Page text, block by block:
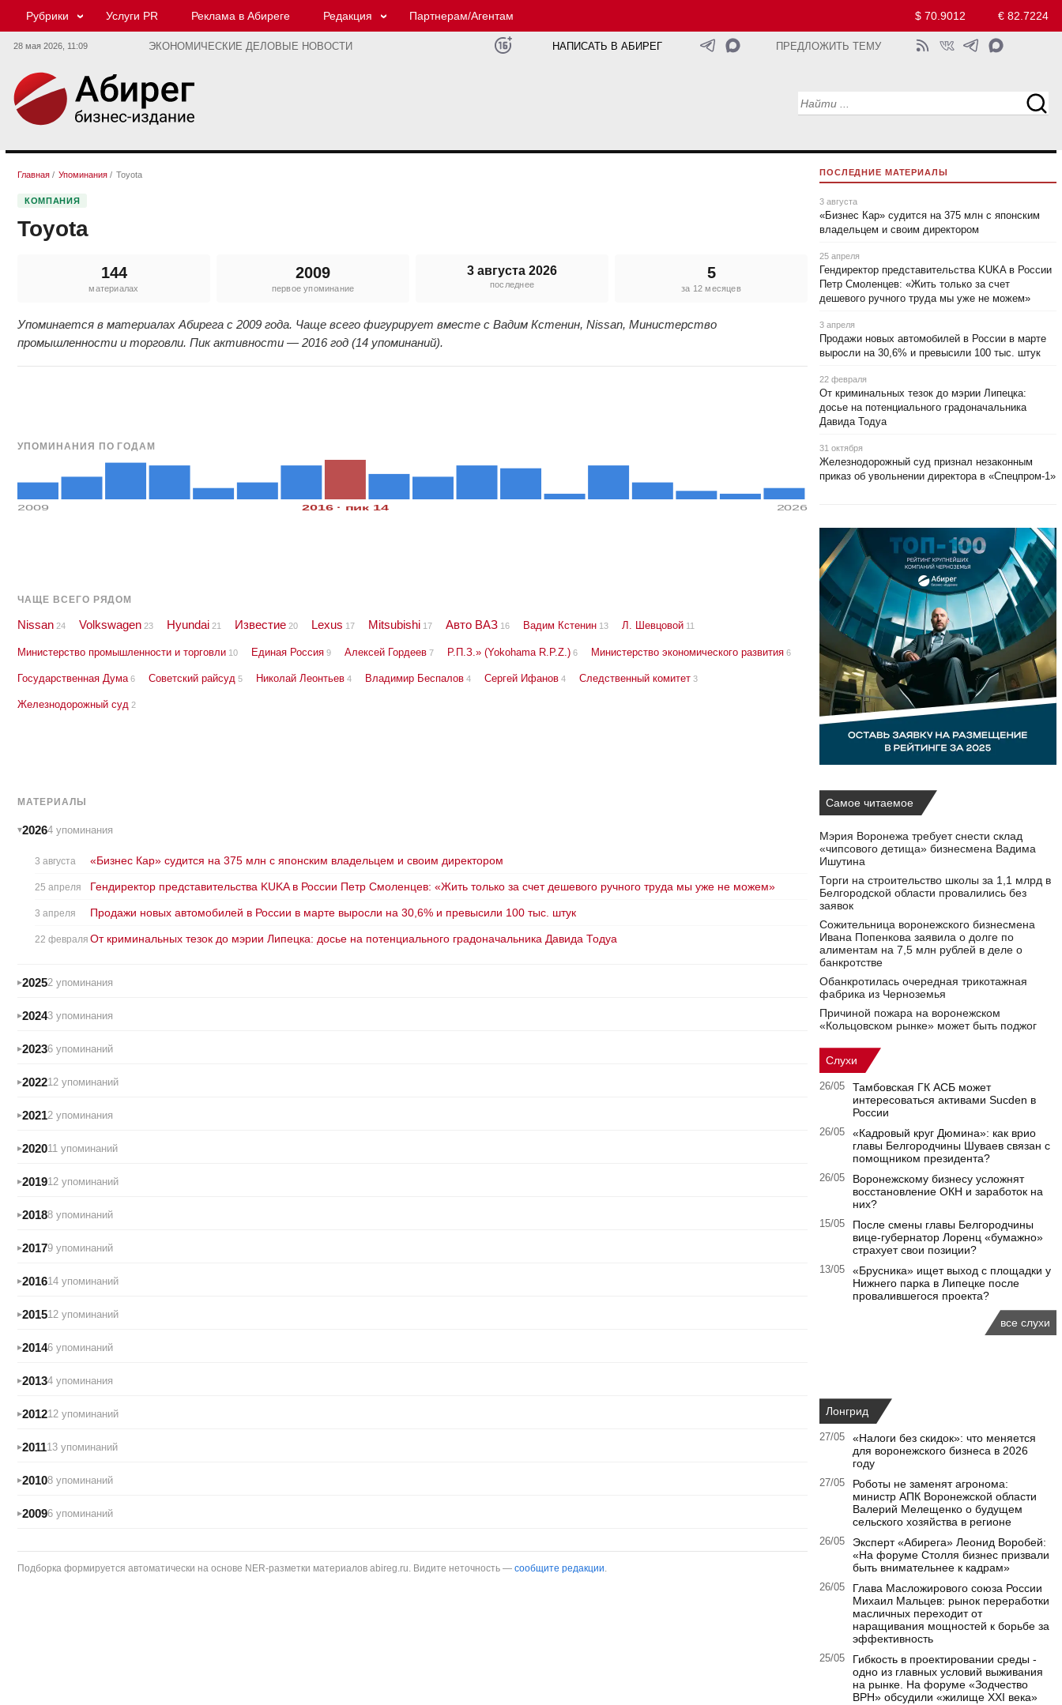
Рубрики Услуги PR Реклама в Абиреге Редакция Партнерам/Агентам $ 70.9012 € 82.7224
28 мая 2026, 11:09 ЭКОНОМИЧЕСКИЕ ДЕЛОВЫЕ НОВОСТИ НАПИСАТЬ В АБИРЕГ ПРЕДЛОЖИТЬ ТЕМУ
Главная / Упоминания / Toyota
КОМПАНИЯ
Toyota
144
материалах
2009
первое упоминание
3 августа 2026
последнее
5
за 12 месяцев
Упоминается в материалах Абирега с 2009 года. Чаще всего фигурирует вместе с Вадим Кстенин, Nissan, Министерство
промышленности и торговли. Пик активности — 2016 год (14 упоминаний).
УПОМИНАНИЯ ПО ГОДАМ
2009 2016 · пик 14 2026
ЧАЩЕ ВСЕГО РЯДОМ
Nissan 24 Volkswagen 23 Hyundai 21 Известие 20 Lexus 17 Mitsubishi 17 Авто ВАЗ 16 Вадим Кстенин 13 Л. Шевцовой 11
Министерство промышленности и торговли 10 Единая Россия 9 Алексей Гордеев 7 Р.П.З.» (Yokohama R.P.Z.) 6 Министерство экономического развития 6
Государственная Дума 6 Советский райсуд 5 Николай Леонтьев 4 Владимир Беспалов 4 Сергей Ифанов 4 Следственный комитет 3
Железнодорожный суд 2
МАТЕРИАЛЫ
20264 упоминания
3 августа «Бизнес Кар» судится на 375 млн с японским владельцем и своим директором
25 апреля Гендиректор представительства KUKA в России Петр Смоленцев: «Жить только за счет дешевого ручного труда мы уже не можем»
3 апреля Продажи новых автомобилей в России в марте выросли на 30,6% и превысили 100 тыс. штук
22 февраля От криминальных тезок до мэрии Липецка: досье на потенциального градоначальника Давида Тодуа
20252 упоминания
20243 упоминания
20236 упоминаний
202212 упоминаний
20212 упоминания
202011 упоминаний
201912 упоминаний
20188 упоминаний
20179 упоминаний
201614 упоминаний
201512 упоминаний
20146 упоминаний
20134 упоминания
201212 упоминаний
201113 упоминаний
20108 упоминаний
20096 упоминаний
Подборка формируется автоматически на основе NER-разметки материалов abireg.ru. Видите неточность — сообщите редакции.
ПОСЛЕДНИЕ МАТЕРИАЛЫ
3 августа
«Бизнес Кар» судится на 375 млн с японским
владельцем и своим директором
25 апреля
Гендиректор представительства KUKA в России
Петр Смоленцев: «Жить только за счет
дешевого ручного труда мы уже не можем»
3 апреля
Продажи новых автомобилей в России в марте
выросли на 30,6% и превысили 100 тыс. штук
22 февраля
От криминальных тезок до мэрии Липецка:
досье на потенциального градоначальника
Давида Тодуа
31 октября
Железнодорожный суд признал незаконным
приказ об увольнении директора в «Спецпром-1»
Самое читаемое
Мэрия Воронежа требует снести склад
«чипсового детища» бизнесмена Вадима
Ишутина
Торги на строительство школы за 1,1 млрд в
Белгородской области провалились без
заявок
Сожительница воронежского бизнесмена
Ивана Попенкова заявила о долге по
алиментам на 7,5 млн рублей в деле о
банкротстве
Обанкротилась очередная трикотажная
фабрика из Черноземья
Причиной пожара на воронежском
«Кольцовском рынке» может быть поджог
Слухи
26/05
Тамбовская ГК АСБ может
интересоваться активами Sucden в
России
26/05
«Кадровый круг Дюмина»: как врио
главы Белгородчины Шуваев связан с
помощником президента?
26/05
Воронежскому бизнесу усложнят
восстановление ОКН и заработок на
них?
15/05
После смены главы Белгородчины
вице-губернатор Лоренц «бумажно»
страхует свои позиции?
13/05
«Брусника» ищет выход с площадки у
Нижнего парка в Липецке после
провалившегося проекта?
все слухи
Лонгрид
27/05
«Налоги без скидок»: что меняется
для воронежского бизнеса в 2026
году
27/05
Роботы не заменят агронома:
министр АПК Воронежской области
Валерий Мелещенко о будущем
сельского хозяйства в регионе
26/05
Эксперт «Абирега» Леонид Воробей:
«На форуме Столля бизнес призвали
быть внимательнее к кадрам»
26/05
Глава Масложирового союза России
Михаил Мальцев: рынок переработки
масличных переходит от
наращивания мощностей к борьбе за
эффективность
25/05
Гибкость в проектировании среды -
одно из главных условий выживания
на рынке. На форуме «Зодчество
ВРН» обсудили «жилище XXI века»